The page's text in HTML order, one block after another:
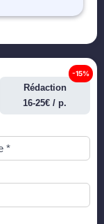
Rédaction
16-25€ / p.
-15%